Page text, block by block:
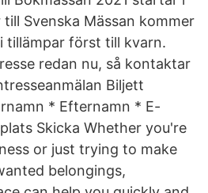
Svenska Mässan kommer
tillämpar först till kvarn.
redan nu, så kontaktar
Biljett
* Efternamn * E-
Skicka Whether you're
or just trying to make
belongings,